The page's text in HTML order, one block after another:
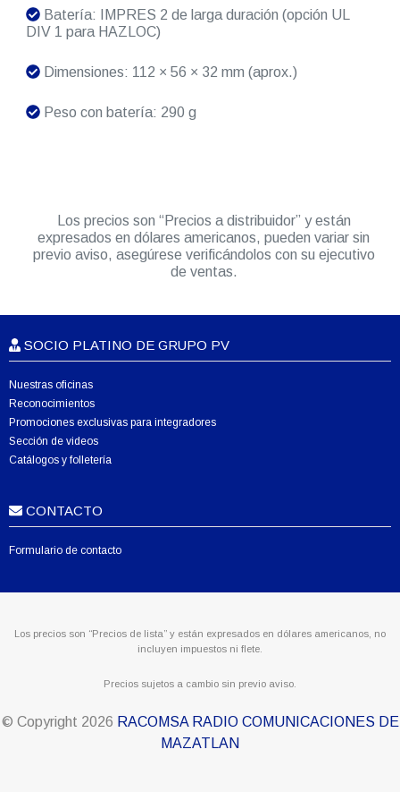
Batería: IMPRES 2 de larga duración (opción UL
DIV 1 para HAZLOC)
Dimensiones: 112 × 56 × 32 mm (aprox.)
Peso con batería: 290 g
Los precios son “Precios a distribuidor” y están
expresados en dólares americanos, pueden variar sin
previo aviso, asegúrese verificándolos con su ejecutivo
de ventas.
SOCIO PLATINO DE GRUPO PV
Nuestras oficinas
Reconocimientos
Promociones exclusivas para integradores
Sección de videos
Catálogos y folletería
CONTACTO
Formulario de contacto
Los precios son “Precios de lista” y están expresados en dólares americanos, no
incluyen impuestos ni flete.
Precios sujetos a cambio sin previo aviso.
© Copyright 2026 RACOMSA RADIO COMUNICACIONES DE
MAZATLAN